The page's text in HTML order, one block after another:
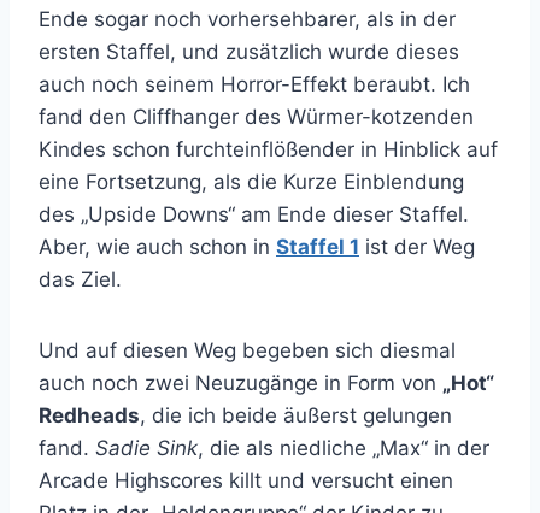
Ende sogar noch vorhersehbarer, als in der
ersten Staffel, und zusätzlich wurde dieses
auch noch seinem Horror-Effekt beraubt. Ich
fand den Cliffhanger des Würmer-kotzenden
Kindes schon furchteinflößender in Hinblick auf
eine Fortsetzung, als die Kurze Einblendung
des „Upside Downs“ am Ende dieser Staffel.
Aber, wie auch schon in Staffel 1 ist der Weg
das Ziel.
Und auf diesen Weg begeben sich diesmal
auch noch zwei Neuzugänge in Form von „Hot“
Redheads, die ich beide äußerst gelungen
fand. Sadie Sink, die als niedliche „Max“ in der
Arcade Highscores killt und versucht einen